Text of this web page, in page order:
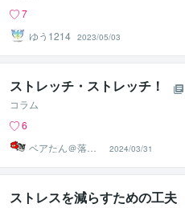
7
ゆう1214 2023/05/03
ストレッチ・ストレッチ！
コラム
6
ベアたん＠落書
きイラストレー
ター
2024/03/31
ストレスを減らすための工夫